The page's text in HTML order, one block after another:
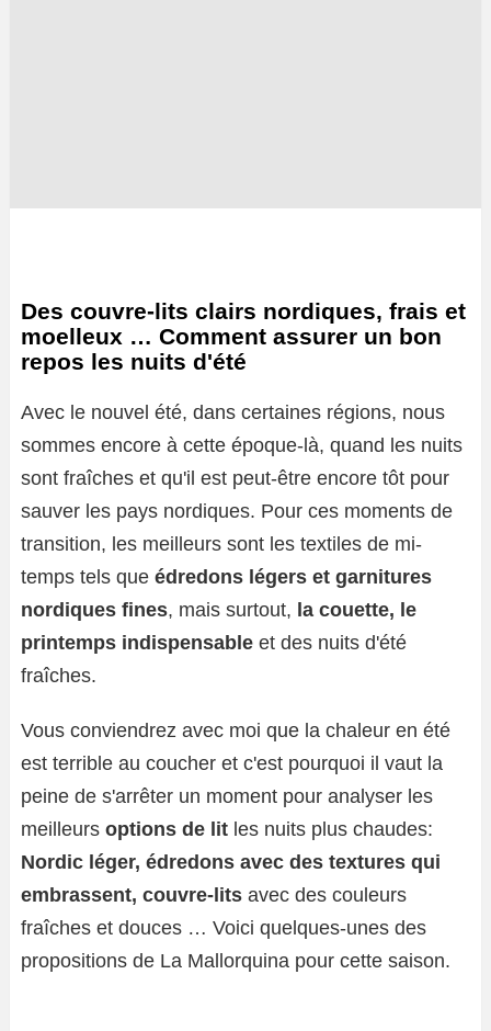
Des couvre-lits clairs nordiques, frais et
moelleux … Comment assurer un bon
repos les nuits d'été
Avec le nouvel été, dans certaines régions, nous
sommes encore à cette époque-là, quand les nuits
sont fraîches et qu'il est peut-être encore tôt pour
sauver les pays nordiques. Pour ces moments de
transition, les meilleurs sont les textiles de mi-
temps tels que édredons légers et garnitures
nordiques fines, mais surtout, la couette, le
printemps indispensable et des nuits d'été
fraîches.
Vous conviendrez avec moi que la chaleur en été
est terrible au coucher et c'est pourquoi il vaut la
peine de s'arrêter un moment pour analyser les
meilleurs options de lit les nuits plus chaudes:
Nordic léger, édredons avec des textures qui
embrassent, couvre-lits avec des couleurs
fraîches et douces … Voici quelques-unes des
propositions de La Mallorquina pour cette saison.